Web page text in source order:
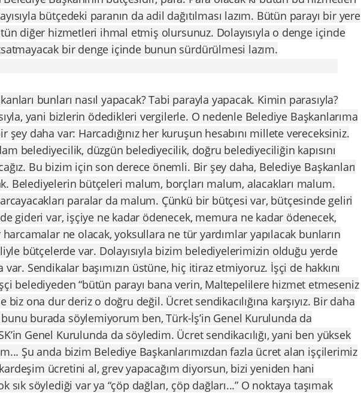
bütçedeki paranın da adil dağıtılması lazım. Bütün parayı bir yere
diğer hizmetleri ihmal etmiş olursunuz. Dolayısıyla o denge içinde
bir denge içinde bunun sürdürülmesi lazım.
bunları nasıl yapacak? Tabi parayla yapacak. Kimin parasıyla?
yani bizlerin ödedikleri vergilerle. O nedenle Belediye Başkanlarıma
şey daha var: Harcadığınız her kuruşun hesabını millete vereceksiniz.
belediyecilik, düzgün belediyecilik, doğru belediyeciliğin kapısını
Bu bizim için son derece önemli. Bir şey daha, Belediye Başkanları
Belediyelerin bütçeleri malum, borçları malum, alacakları malum.
paralar da malum. Çünkü bir bütçesi var, bütçesinde geliri
gideri var, işçiye ne kadar ödenecek, memura ne kadar ödenecek,
ne olacak, yoksullara ne tür yardımlar yapılacak bunların
bütçelerde var. Dolayısıyla bizim belediyelerimizin olduğu yerde
var. Sendikalar başımızın üstüne, hiç itiraz etmiyoruz. İşçi de hakkını
belediyeden “bütün parayı bana verin, Maltepelilere hizmet etmeseniz
biz ona dur deriz o doğru değil. Ücret sendikacılığına karşıyız. Bir daha
burada söylemiyorum ben, Türk-İş’in Genel Kurulunda da
Genel Kurulunda da söyledim. Ücret sendikacılığı, yani ben yüksek
Şu anda bizim Belediye Başkanlarımızdan fazla ücret alan işçilerimiz
ücretini al, grev yapacağım diyorsun, bizi yeniden hani
sık söylediği var ya “çöp dağları, çöp dağları...” O noktaya taşımak